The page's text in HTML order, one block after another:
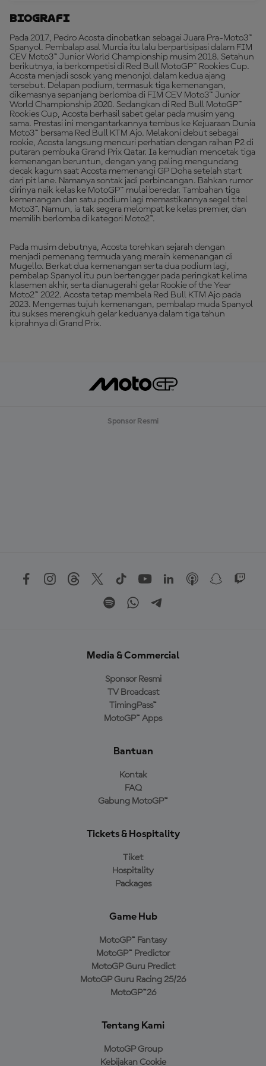
Biografi
Pada 2017, Pedro Acosta dinobatkan sebagai Juara Pra-Moto3™
Spanyol. Pembalap asal Murcia itu lalu berpartisipasi dalam FIM
CEV Moto3™ Junior World Championship musim 2018. Setahun
berikutnya, ia berkompetisi di Red Bull MotoGP™ Rookies Cup.
Acosta menjadi sosok yang menonjol dalam kedua ajang
tersebut. Delapan podium, termasuk tiga kemenangan,
dikemasnya sepanjang berlomba di FIM CEV Moto3™ Junior
World Championship 2020. Sedangkan di Red Bull MotoGP™
Rookies Cup, Acosta berhasil sabet gelar pada musim yang
sama. Prestasi ini mengantarkannya tembus ke Kejuaraan Dunia
Moto3™ bersama Red Bull KTM Ajo. Melakoni debut sebagai
rookie, Acosta langsung mencuri perhatian dengan raihan P2 di
putaran pembuka Grand Prix Qatar. Ia kemudian mencetak tiga
kemenangan beruntun, dengan yang paling mengundang
decak kagum saat Acosta memenangi GP Doha setelah start
dari pit lane. Namanya sontak jadi perbincangan. Bahkan rumor
dirinya naik kelas ke MotoGP™ mulai beredar. Tambahan tiga
kemenangan dan satu podium lagi memastikannya segel titel
Moto3™. Namun, ia tak segera melompat ke kelas premier, dan
memilih berlomba di kategori Moto2™.
Pada musim debutnya, Acosta torehkan sejarah dengan
menjadi pemenang termuda yang meraih kemenangan di
Mugello. Berkat dua kemenangan serta dua podium lagi,
pembalap Spanyol itu pun bertengger pada peringkat kelima
klasemen akhir, serta dianugerahi gelar Rookie of the Year
Moto2™ 2022. Acosta tetap membela Red Bull KTM Ajo pada
2023. Mengemas tujuh kemenangan, pembalap muda Spanyol
itu sukses merengkuh gelar keduanya dalam tiga tahun
kiprahnya di Grand Prix.
Sponsor Resmi
Media & Commercial
Sponsor Resmi
TV Broadcast
TimingPass™
MotoGP™ Apps
Bantuan
Kontak
FAQ
Gabung MotoGP™
Tickets & Hospitality
Tiket
Hospitality
Packages
Game Hub
MotoGP™ Fantasy
MotoGP™ Predictor
MotoGP Guru Predict
MotoGP Guru Racing 25/26
MotoGP™26
Tentang Kami
MotoGP Group
Kebijakan Cookie